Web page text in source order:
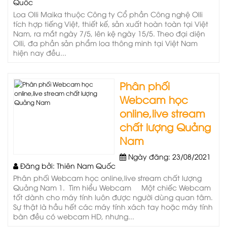
Loa Olli Maika thuộc Công ty Cổ phần Công nghệ Olli
tích hợp tiếng Việt, thiết kế, sản xuất hoàn toàn tại Việt
Nam, ra mắt ngày 7/5, lên kệ ngày 15/5. Theo đại diện
Olli, đa phần sản phẩm loa thông minh tại Việt Nam
hiện nay đều...
Phân phối
Webcam học
online,live stream
chất lượng Quảng
Nam
Ngày đăng: 23/08/2021
Đăng bởi: Thiên Nam Quốc
Phân phối Webcam học online,live stream chất lượng
Quảng Nam 1. Tìm hiểu Webcam Một chiếc Webcam
tốt dành cho máy tính luôn được người dùng quan tâm.
Sự thật là hầu hết các máy tính xách tay hoặc máy tính
bàn đều có webcam HD, nhưng...